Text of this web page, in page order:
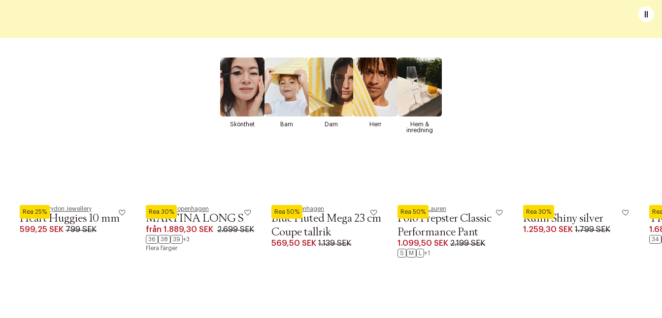
Skönthet Barn Dam Herr
Hem &
inredning
Rea 25%
Pernille Corydon Jewellery
Heart Huggies 10 mm
599,25 SEK 799 SEK
Rea 30%
Phenumb Copenhagen
MARTINA LONG S
från 1.889,30 SEK 2.699 SEK
36 38 39 +3
Flera färger
Rea 50%
Royal Copenhagen
Blue Fluted Mega 23 cm
Coupe tallrik
569,50 SEK 1.139 SEK
Rea 50%
Polo Ralph Lauren
Polo Prepster Classic
Performance Pant
1.099,50 SEK 2.199 SEK
S M +1
Rea 30%
Saddler
Runn Shiny silver
1.259,30 SEK 1.799 SEK
By
34